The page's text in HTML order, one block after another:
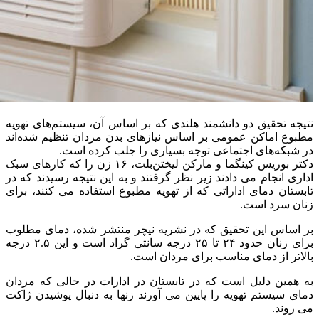
نتیجه تحقیق دو دانشمند هلندی که بر اساس آن، سیستم‌های تهویه
مطبوع اماکن عمومی بر اساس نیازهای بدن مردان تنظیم شده‌اند
در شبکه‌های اجتماعی توجه بسیاری را جلب کرده است.
دکتر بوریس کینگما و مارکن لیختن‌بلت، ۱۶ زن را که کارهای سبک
اداری انجام می دادند زیر نظر گرفتند و به این نتیجه رسیدند که در
تابستان دمای اداراتی که از تهویه مطبوع استفاده می کنند، برای
زنان سرد است.
بر اساس این تحقیق که در نشریه نیچر منتشر شده، دمای مطلوب
برای زنان حدود ۲۴ تا ۲۵ درجه سانتی گراد است و این ۲.۵ درجه
بالاتر از دمای مناسب برای مردان است.
به همین دلیل است که در تابستان در ادارات در حالی که مردان
دمای سیستم تهویه را پایین می آورند زنها به دنبال پوشیدن ژاکت
می روند.